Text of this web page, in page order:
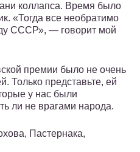
коллапса. Время было
«Тогда все необратимо
СССР», — говорит мой
премии было не очень
Только представьте, ей
у нас были
ли не врагами народа.
Пастернака,